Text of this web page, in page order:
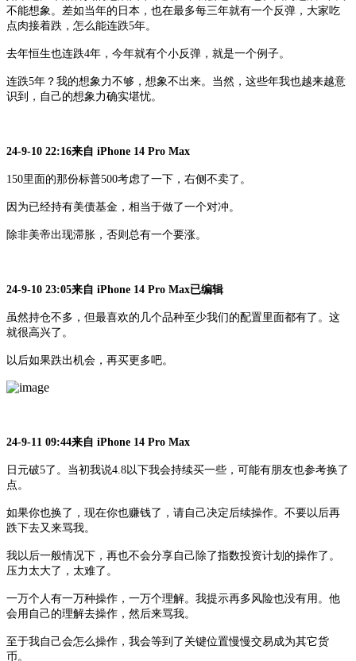
不能想象。差如当年的日本，也在最多每三年就有一个反弹，大家吃
点肉接着跌，怎么能连跌5年。
去年恒生也连跌4年，今年就有个小反弹，就是一个例子。
连跌5年？我的想象力不够，想象不出来。当然，这些年我也越来越意
识到，自己的想象力确实堪忧。
24-9-10 22:16来自 iPhone 14 Pro Max
150里面的那份标普500考虑了一下，右侧不卖了。
因为已经持有美债基金，相当于做了一个对冲。
除非美帝出现滞胀，否则总有一个要涨。
24-9-10 23:05来自 iPhone 14 Pro Max已编辑
虽然持仓不多，但最喜欢的几个品种至少我们的配置里面都有了。这
就很高兴了。
以后如果跌出机会，再买更多吧。
24-9-11 09:44来自 iPhone 14 Pro Max
日元破5了。当初我说4.8以下我会持续买一些，可能有朋友也参考换了
点。
如果你也换了，现在你也赚钱了，请自己决定后续操作。不要以后再
跌下去又来骂我。
我以后一般情况下，再也不会分享自己除了指数投资计划的操作了。
压力太大了，太难了。
一万个人有一万种操作，一万个理解。我提示再多风险也没有用。他
会用自己的理解去操作，然后来骂我。
至于我自己会怎么操作，我会等到了关键位置慢慢交易成为其它货
币。